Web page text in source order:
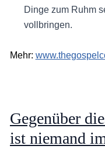
Dinge zum Ruhm
vollbringen.
Mehr:
Gegenüber
ist niemand